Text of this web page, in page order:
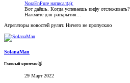
NoraEnPure написал(а):
Вот даёшь. Когда успеваешь инфу отслеживать?
Нажмите для раскрытия...
Агрегаторы новостей рулят. Ничего не пропускаю
SolanaMan
Главный криптан🥈
29 Март 2022